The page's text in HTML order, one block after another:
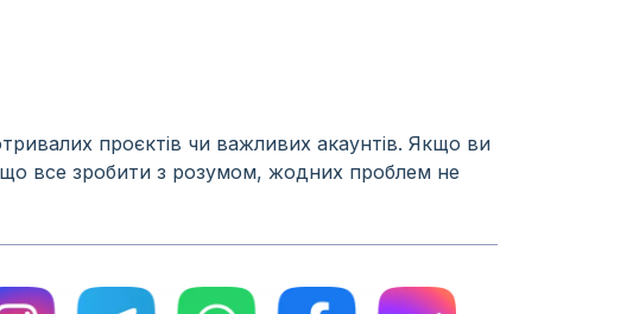
проєктів чи важливих акаунтів. Якщо ви
все зробити з розумом, жодних проблем не